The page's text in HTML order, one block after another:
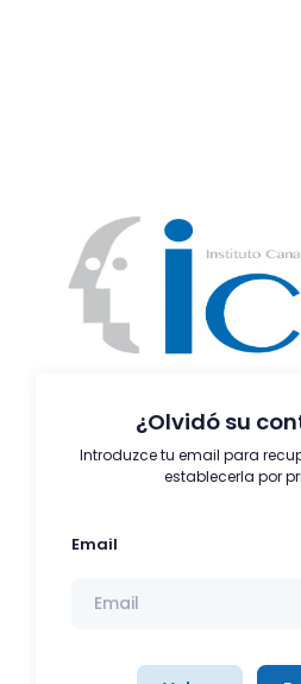
¿Olvidó su
Introduzce tu email para
establecerla por
Email